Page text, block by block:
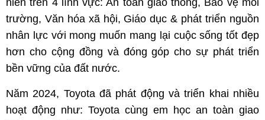
niên trên 4 lĩnh vực: An toàn giao thông, Bảo vệ môi
trường, Văn hóa xã hội, Giáo dục & phát triển nguồn
nhân lực với mong muốn mang lại cuộc sống tốt đẹp
hơn cho cộng đồng và đóng góp cho sự phát triển
bền vững của đất nước.
Năm 2024, Toyota đã phát động và triển khai nhiều
hoạt động như: Toyota cùng em học an toàn giao